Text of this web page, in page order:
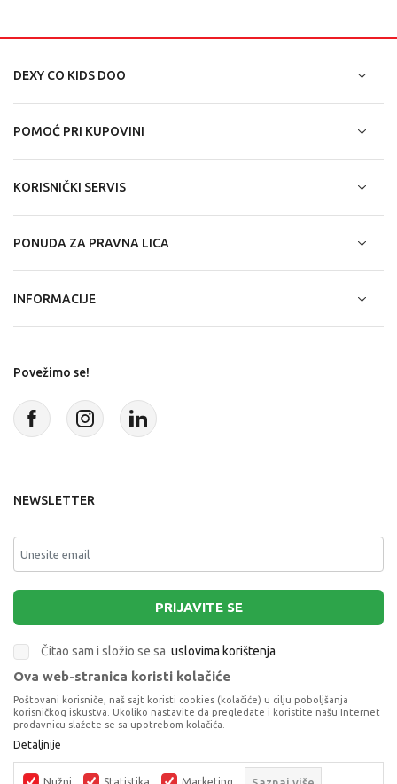
CL75108 DRUSTVENA IGRA TKO JE BOOMER
DRUŠTVENE IGRE
DEXY CO KIDS DOO
POMOĆ PRI KUPOVINI
KORISNIČKI SERVIS
PONUDA ZA PRAVNA LICA
INFORMACIJE
Povežimo se!
NEWSLETTER
PRIJAVITE SE
Čitao sam i složio se sa uslovima korištenja
Terms of Service
apply.
Ova web-stranica koristi kolačiće
Poštovani korisniče, naš sajt koristi cookies (kolačiće) u cilju poboljšanja
korisničkog iskustva. Ukoliko nastavite da pregledate i koristite našu Internet
prodavnicu slažete se sa upotrebom kolačića.
Detaljnije